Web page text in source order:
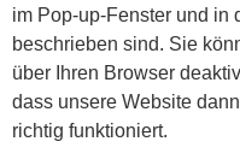
im Pop-up-Fenster und in
beschrieben sind. Sie
über Ihren Browser
dass unsere Website
richtig funktioniert.